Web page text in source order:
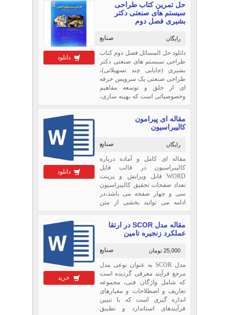
دانلود
حل تمرین کتاب طراحی
سیستم های صنعتی دکتر
بشیری فصل دوم
صنایع رایگان
دانلود حل المسائل فصل دوم کتاب
طراحی سیستم های صنعتی دکتر
بشیری (جایابی چند تسهیلاتی)،
طراحی صنعتی یک سرویس حرفه
ای از خلق و توسعه مفاهیم
وخصوصیاتی است که بهینه سازی،
و سیستمها را در بر دارد. برای سود
دو جانبه دو طرف سازنده و
استفاده گر.
دانلود
مقاله ای پیرامون
کالیبراسیون
صنایع رایگان
مقاله ای کامل و آماده درباره
کالیبراسیون در قالب فایل
WORD قابل ویرایش و پرینت
تعداد صفحات تحقیق کالیبراسیون
سی و چهار صفحه می باشد،در
ادامه می توانید بخشی از متن
نمائید،جهت دریافت بعد از پرداخت
وجه لینک دانلود نمایش داده
میشود.
خرید
مقاله مدل SCOR در ارتقا
عملکرد زنجیره تامین
صنایع 25,000 تومان
مدل SCOR به عنوان نوعی مدل
مرجع فرآیند معرفی گردیده است
که شامل واژگان فنی، مجموعه
تعاریف و اصطلاحات و معیارهای
اندازه‌ گیری است كه با تبیین
فرآیندهای استاندارد و تطبیق